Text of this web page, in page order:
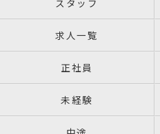
スタッフ
求人一覧
正社員
未経験